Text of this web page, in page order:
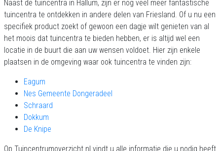
Naast de tuincentra in Hallum, zijn er nog veel meer fantastische
tuincentra te ontdekken in andere delen van Friesland. Of u nu een
specifiek product zoekt of gewoon een dagje wilt genieten van al
het moois dat tuincentra te bieden hebben, er is altijd wel een
locatie in de buurt die aan uw wensen voldoet. Hier zijn enkele
plaatsen in de omgeving waar ook tuincentra te vinden zijn:
Eagum
Nes Gemeente Dongeradeel
Schraard
Dokkum
De Knipe
Op Tuincentrumoverzicht.nl vindt u alle informatie die u nodig heeft